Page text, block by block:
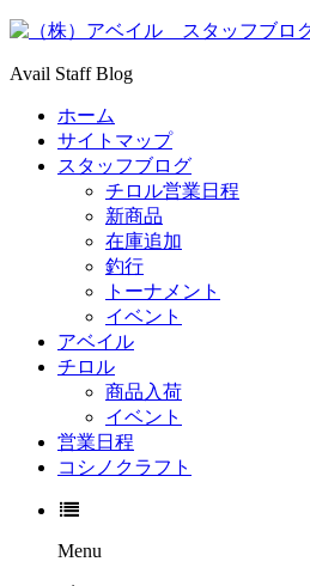
Avail Staff Blog
ホーム
サイトマップ
スタッフブログ
チロル営業日程
新商品
在庫追加
釣行
トーナメント
イベント
アベイル
チロル
商品入荷
イベント
営業日程
コシノクラフト
Menu